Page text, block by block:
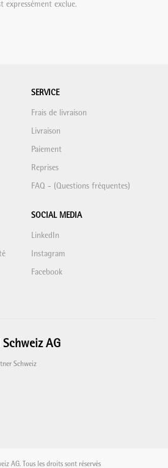
expressément exclue.
SERVICE
Frais de livraison
Livraison
Paiement
Reprises
FAQ - (Questions fréquentes)
SOCIAL MEDIA
LinkedIn
Instagram
Facebook
AG
Schweiz
AG. Tous les droits sont réservés